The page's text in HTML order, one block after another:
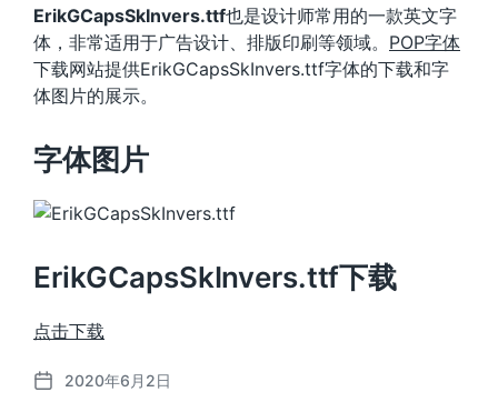
ErikGCapsSkInvers.ttf也是设计师常用的一款英文字
体，非常适用于广告设计、排版印刷等领域。 POP字体
下载网站提供ErikGCapsSkInvers.ttf字体的下载和字
体图片的展示。
字体图片
ErikGCapsSkInvers.ttf下载
点击下载
发
2020年6月2日